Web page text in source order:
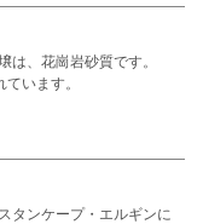
、花崗岩砂質です。
います。
タンケープ・エルギンに